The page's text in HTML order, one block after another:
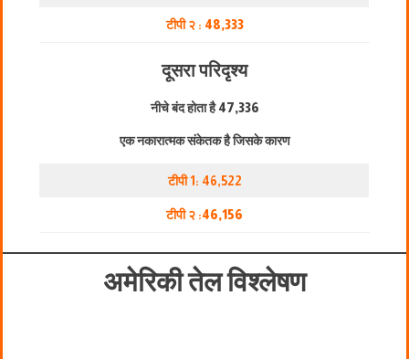
टीपी २ : 48,333
दूसरा परिदृश्य
नीचे बंद होता है47,336
एक नकारात्मक संकेतक है जिसके कारण
टीपी 1: 46,522
टीपी २ :46,156
अमेरिकी तेल विश्लेषण